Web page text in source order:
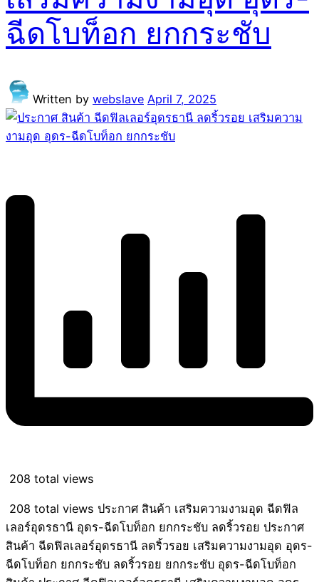
ฉีดโบท็อก ยกกระชับ
Written by webslave April 7, 2025
208 total views
208 total views ประกาศ สินค้า เสริมความงามอุด ฉีดฟิล
เลอร์อุดรธานี อุดร-ฉีดโบท็อก ยกกระชับ ลดริ้วรอย ประกาศ
สินค้า ฉีดฟิลเลอร์อุดรธานี ลดริ้วรอย เสริมความงามอุด อุดร-
ฉีดโบท็อก ยกกระชับ ลดริ้วรอย ยกกระชับ อุดร-ฉีดโบท็อก